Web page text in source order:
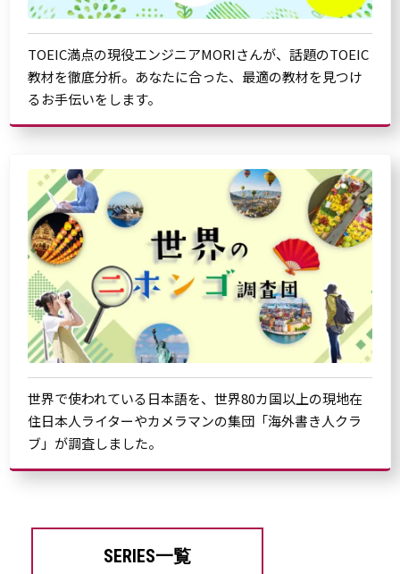
TOEIC満点の現役エンジニアMORIさんが、話題のTOEIC
教材を徹底分析。あなたに合った、最適の教材を見つけ
るお手伝いをします。
世界で使われている日本語を、世界80カ国以上の現地在
住日本人ライターやカメラマンの集団「海外書き人クラ
ブ」が調査しました。
SERIES一覧